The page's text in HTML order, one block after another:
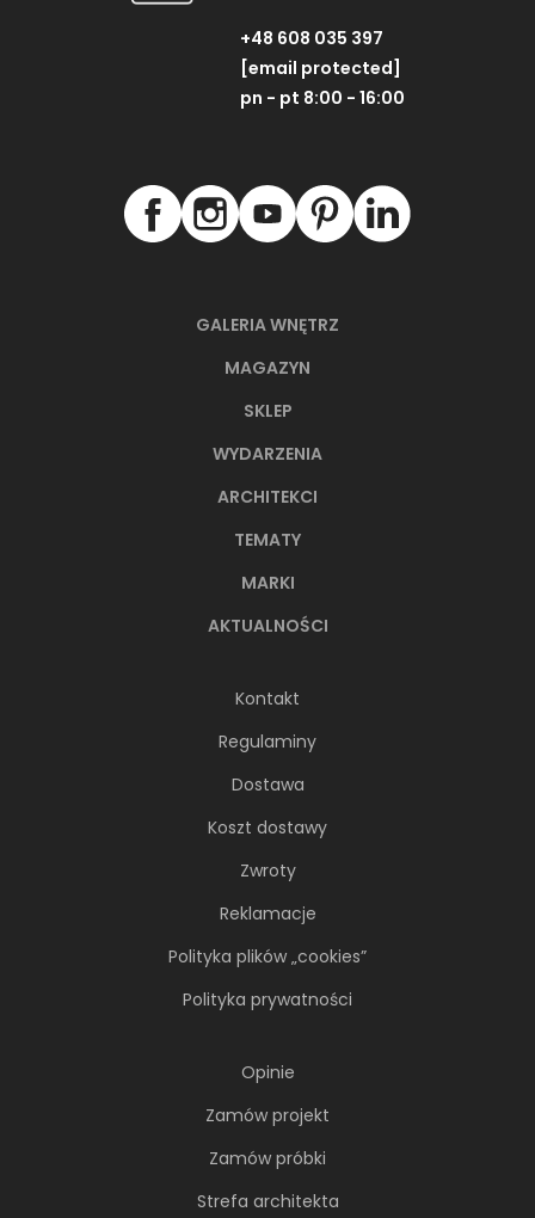
PRODUKTY Z KOLEKCJI
ZOBACZ PRODUKT
GALERIA WNĘTRZ
MAGAZYN
SKLEP
WYDARZENIA
ARCHITEKCI
TEMATY
MARKI
AKTUALNOŚCI
Kontakt
Regulaminy
Dostawa
Koszt dostawy
Zwroty
Reklamacje
Polityka plików „cookies”
Polityka prywatności
Opinie
Zamów projekt
Zamów próbki
Strefa architekta
+48 608 035 397
[email protected]
pn - pt 8:00 - 16:00